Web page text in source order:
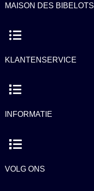
MAISON DES BIBELOTS
Menu
KLANTENSERVICE
Menu
INFORMATIE
Menu
VOLG ONS